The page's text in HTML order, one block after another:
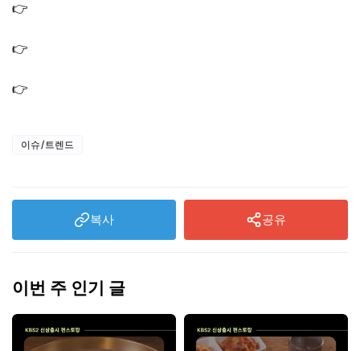
👉
👉
👉
이슈/트렌드
복사 공유
이번 주 인기 글